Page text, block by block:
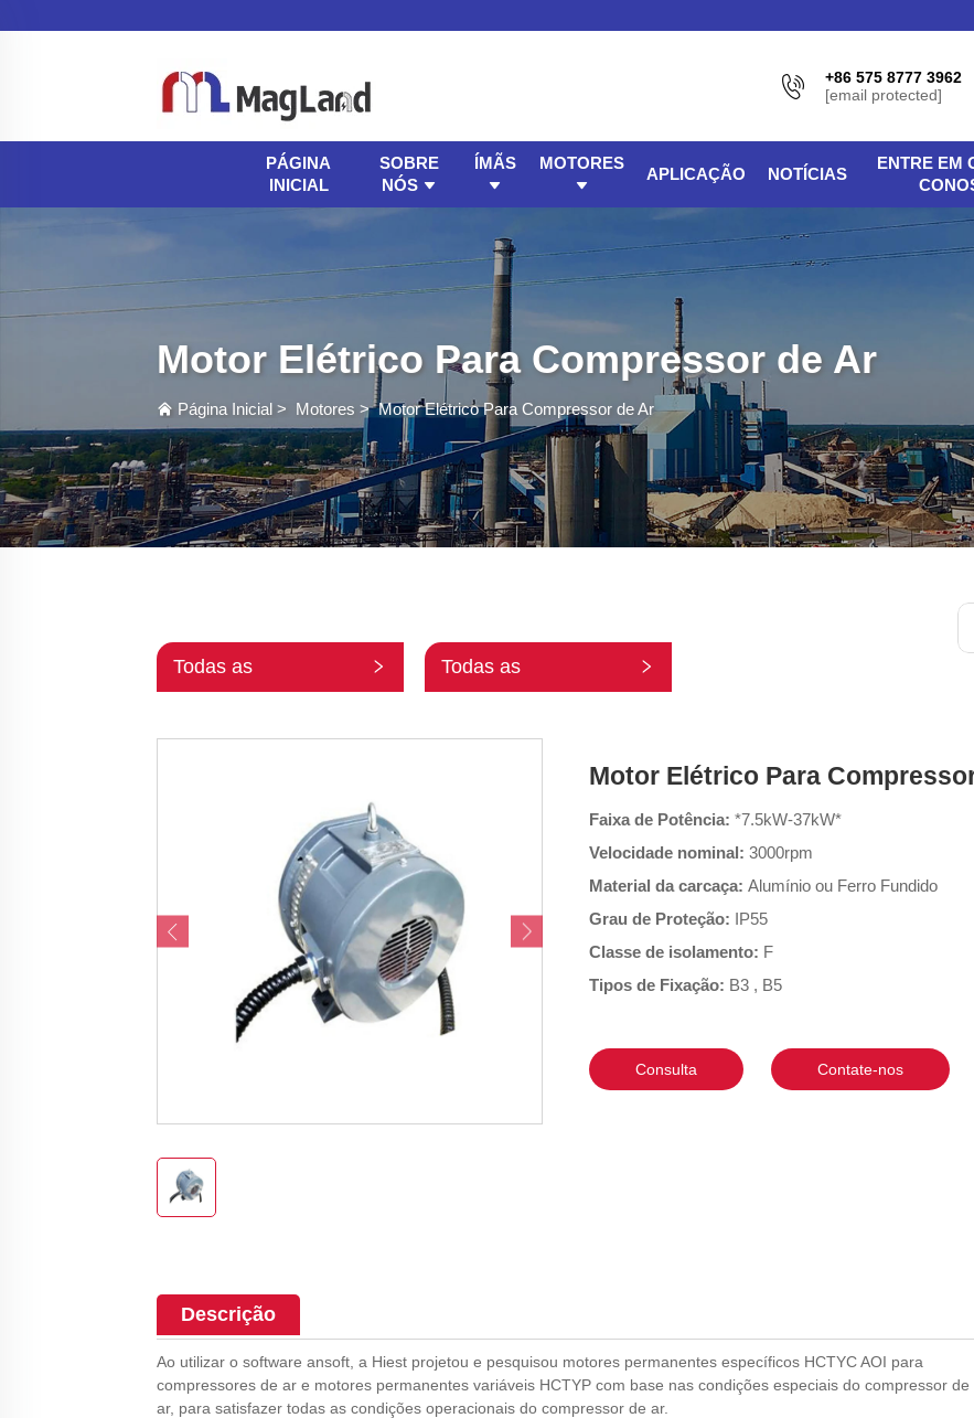
+86 575 8777 3962
[email protected]
PÁGINA
INICIAL
SOBRE
NÓS
ÍMÃS MOTORES
APLICAÇÃO NOTÍCIAS
ENTRE EM
Motor Elétrico Para Compressor de Ar
Página Inicial > Motores >Motor Elétrico Para Compressor de Ar
Todas as Todas as
Motor Elétrico Para
Faixa de Potência: *7.5kW-37kW*
Velocidade nominal: 3000rpm
Material da carcaça: Alumínio ou Ferro Fundido
Grau de Proteção: IP55
Classe de isolamento: F
Tipos de Fixação: B3 , B5
Consulta Contate-nos
Descrição
Ao utilizar o software ansoft, a Hiest projetou e pesquisou motores permanentes específicos HCTYC AOI para
compressores de ar e motores permanentes variáveis HCTYP com base nas condições especiais do compressor de
ar, para satisfazer todas as condições operacionais do compressor de ar.